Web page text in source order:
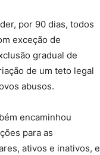
por 90 dias, todos
exceção de
gradual de
de um teto legal
abusos.
encaminhou
para as
ativos e inativos, e